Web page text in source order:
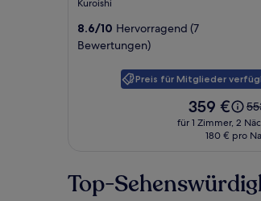
LiVEMAX
Kuroishi
Kuroishi
8.6/10 Hervorragend (7
Bewertungen)
Preis für Mitglieder
Der
Preis
beträgt
359 €
für 1 Zimmer, 2
180 € pro
Top-